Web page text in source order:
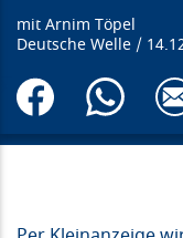
Arnim Töpel
Deutsche Welle